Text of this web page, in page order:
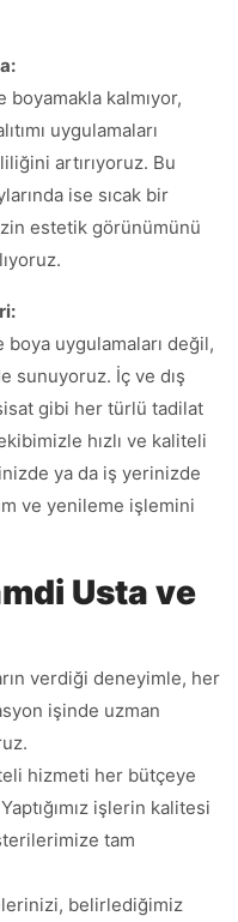
boyamakla kalmıyor,
uygulamaları
artırıyoruz. Bu
ise sıcak bir
estetik görünümünü
boya uygulamaları değil,
sunuyoruz. İç ve dış
gibi her türlü tadilat
hızlı ve kaliteli
ya da iş yerinizde
ve yenileme işlemini
Usta ve
verdiği deneyimle, her
işinde uzman
hizmeti her bütçeye
işlerin kalitesi
tam
belirlediğimiz